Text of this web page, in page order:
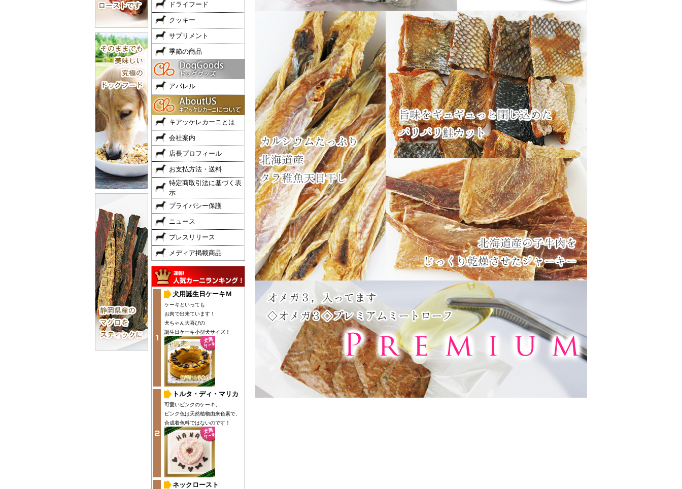
ドライフード
クッキー
サプリメント
季節の商品
アパレル
キアッケレカーニとは
会社案内
店長プロフィール
お支払方法・送料
特定商取引法に基づく表
示
プライバシー保護
ニュース
プレスリリース
メディア掲載商品
犬用誕生日ケーキＭ
ケーキといっても
お肉で出来ています！
犬ちゃん大喜びの
誕生日ケーキ小型犬サイズ！
トルタ・ディ・マリカ
可愛いピンクのケーキ、
ピンク色は天然植物由来色素で、
合成着色料ではないのです！
ネックロースト